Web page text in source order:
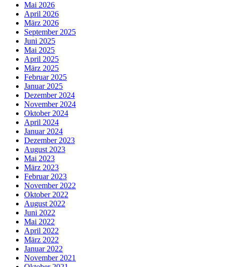
Mai 2026
April 2026
März 2026
September 2025
Juni 2025
Mai 2025
April 2025
März 2025
Februar 2025
Januar 2025
Dezember 2024
November 2024
Oktober 2024
April 2024
Januar 2024
Dezember 2023
August 2023
Mai 2023
März 2023
Februar 2023
November 2022
Oktober 2022
August 2022
Juni 2022
Mai 2022
April 2022
März 2022
Januar 2022
November 2021